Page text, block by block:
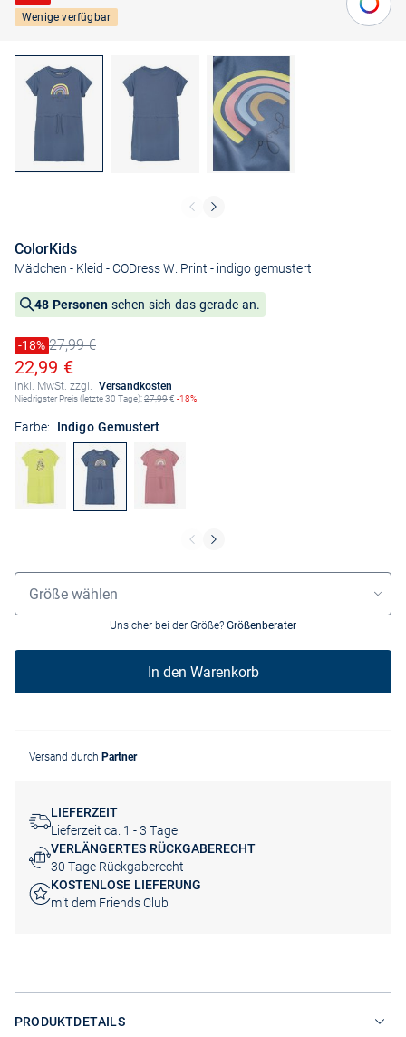
Wenige verfügbar
ColorKids
Mädchen - Kleid - CODress W. Print - indigo gemustert
48 Personen sehen sich das gerade an.
Preis reduziert um
-18%
Alter Preis27,99 €
Ermäßigter Preis
22,99 €
Inkl. MwSt. zzgl. Versandkosten
Niedrigster Preis (letzte 30 Tage):27,99€ -18%
Farbe: Indigo Gemustert
Größenauswahl
Größe wählen
Unsicher bei der Größe? Größenberater
In den Warenkorb
Versand durch Partner
LIEFERZEIT
Lieferzeit ca. 1 - 3 Tage
VERLÄNGERTES RÜCKGABERECHT
30 Tage Rückgaberecht
KOSTENLOSE LIEFERUNG
mit dem Friends Club
PRODUKTDETAILS